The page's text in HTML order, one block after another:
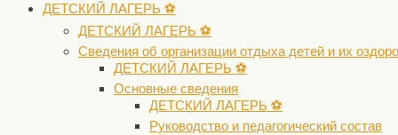
ДЕТСКИЙ ЛАГЕРЬ ⚽️
ДЕТСКИЙ ЛАГЕРЬ ⚽️
Сведения об организации отдыха детей и их
ДЕТСКИЙ ЛАГЕРЬ ⚽️
Основные сведения
ДЕТСКИЙ ЛАГЕРЬ ⚽️
Руководство и педагогический состав